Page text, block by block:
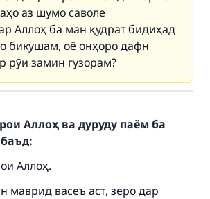
аз шумо саволе
Аллоҳ ба ман қудрат бидиҳад
бикушам, оё онҳоро дафн
рӯи замин гузорам?
Аллоҳ ва дуруду паём ба
Аллоҳ.
маврид васеъ аст, зеро дар